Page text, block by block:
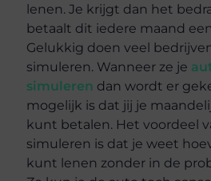
lenen. Je krijgt dan het
betaalt dit iedere maand
Gelukkig doen veel
simuleren. Wanneer ze je
simuleren dan wordt er
mogelijk is dat jij je
kunt betalen. Het voordeel
simuleren is dat je weet
kunt lenen zonder in de